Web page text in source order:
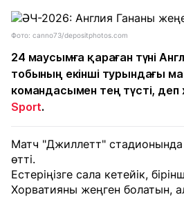
Фото: canno73/depositphotos.com
24 маусымға қараған түні
тобының екінші турындағы
командасымен тең түсті,
Sport.
Матч "Джиллетт"
өтті.
Естеріңізге сала кетейік,
Хорватияны жеңген болатын,